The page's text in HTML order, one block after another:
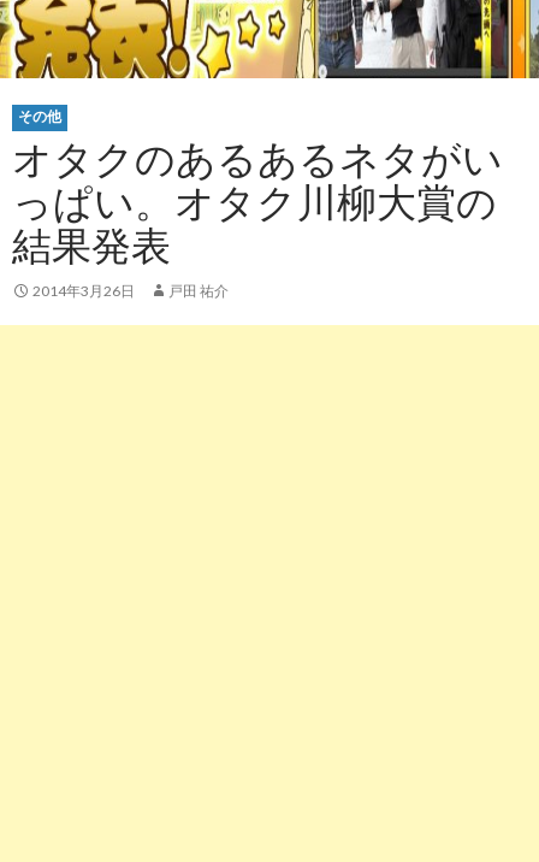
その他
オタクのあるあるネタがい
っぱい。オタク川柳大賞の
結果発表
2014年3月26日 戸田 祐介